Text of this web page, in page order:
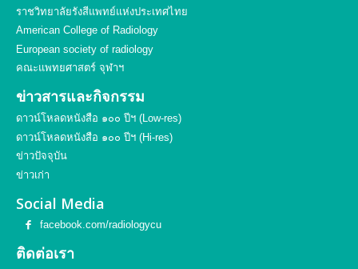
ราชวิทยาลัยรังสีแพทย์แห่งประเทศไทย
American College of Radiology
European society of radiology
คณะแพทยศาสตร์ จุฬาฯ
ข่าวสารและกิจกรรม
ดาวน์โหลดหนังสือ ๑๐๐ ปีฯ (Low-res)
ดาวน์โหลดหนังสือ ๑๐๐ ปีฯ (Hi-res)
ข่าวปัจจุบัน
ข่าวเก่า
Social Media
facebook.com/radiologycu
ติดต่อเรา